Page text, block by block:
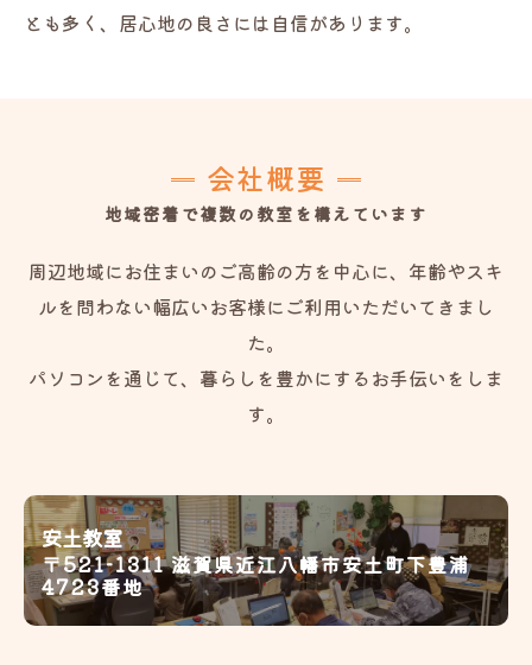
とも多く、居心地の良さには自信があります。
地域密着で複数の教室を構えています
会社概要
周辺地域にお住まいのご高齢の方を中心に、年齢やスキ
ルを問わない幅広いお客様にご利用いただいてきまし
た。
パソコンを通じて、暮らしを豊かにするお手伝いをしま
す。
安土教室
〒521-1311 滋賀県近江八幡市安土町下豊浦
4723番地